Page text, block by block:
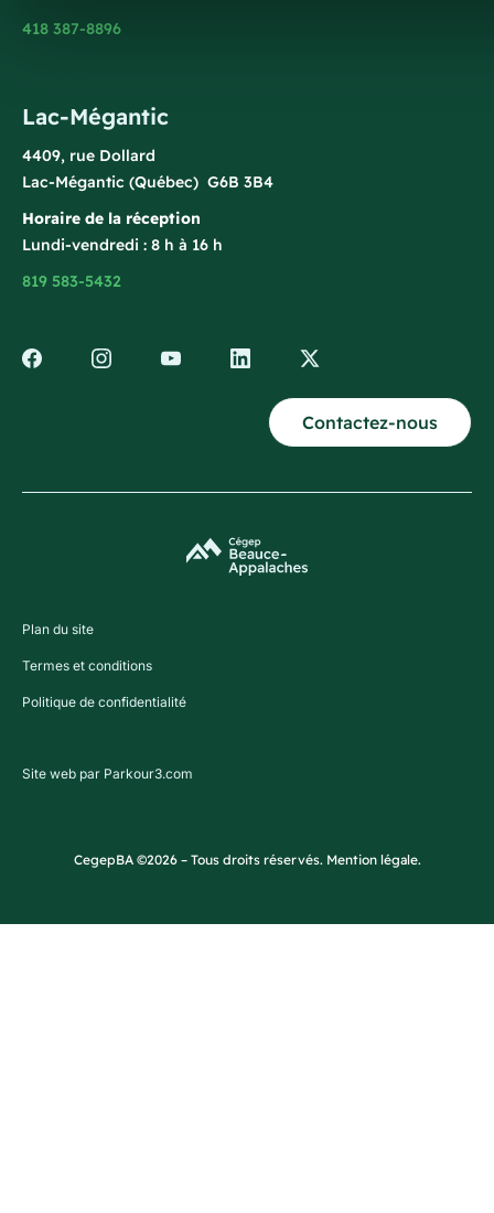
418 387-8896
Lac-Mégantic
4409, rue Dollard
Lac-Mégantic (Québec) G6B 3B4
Horaire de la réception
Lundi-vendredi : 8 h à 16 h
819 583-5432
Contactez-nous
Plan du site
Termes et conditions
Politique de confidentialité
Site web par Parkour3.com
CegepBA ©2026 – Tous droits réservés. Mention légale.